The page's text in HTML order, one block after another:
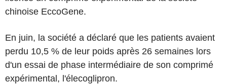
chinoise EccoGene.
En juin, la société a déclaré que les patients avaient
perdu 10,5 % de leur poids après 26 semaines lors
d'un essai de phase intermédiaire de son comprimé
expérimental, l'élecoglipron.